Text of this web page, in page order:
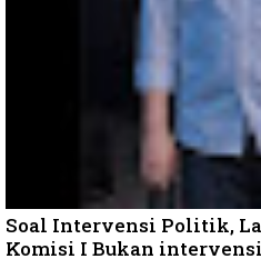
Soal Intervensi Politik,
Komisi I Bukan